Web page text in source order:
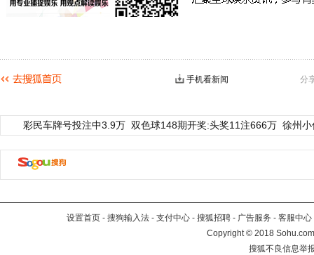
分
手机看新闻
彩民车牌号投注中3.9万 双色球148期开奖:头奖11注666万 徐州
设置首页 - 搜狗输入法 - 支付中心 - 搜狐招聘 - 广告服务 - 客服中心
Copyright©2018
搜狐不良信息举